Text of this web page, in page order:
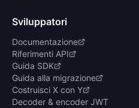
Sviluppatori
Documentazione
Riferimenti API
Guida SDK
Guida alla migrazione
Costruisci X con Y
Decoder & encoder JWT